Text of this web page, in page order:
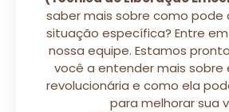
saber mais sobre como pode
situação específica? Entre
nossa equipe. Estamos
você a entender mais
revolucionária e como ela
para melhorar sua